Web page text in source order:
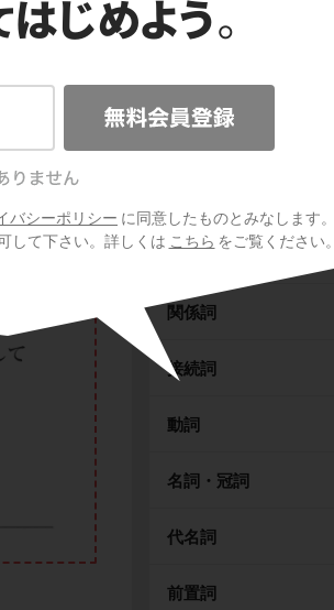
バシーポリシー に同意したものとみなします。
して下さい。詳しくは こちら をご覧ください。
you.
不定詞
動名詞
関係詞
接続詞
動詞
名詞・冠詞
代名詞
前置詞